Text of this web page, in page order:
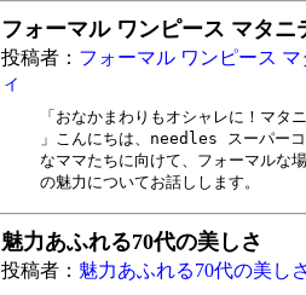
フォーマル ワンピース マタニ
投稿者： フォーマル ワンピース マ
ィ
「おなかまわりもオシャレに！マタ
」こんにちは、needles スーパー
なママたちに向けて、フォーマルな
の魅力についてお話しします。
魅力あふれる70代の美しさ
投稿者： 魅力あふれる70代の美し